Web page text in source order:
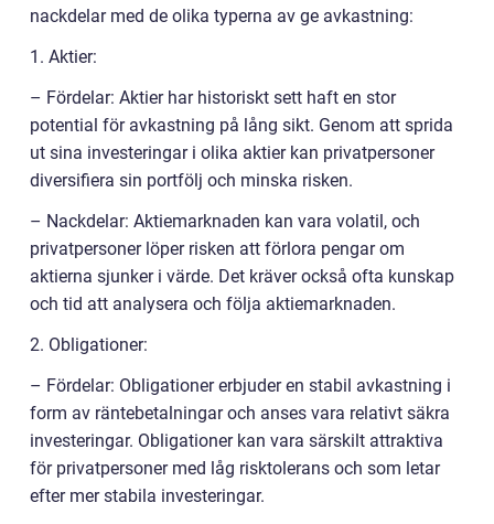
nackdelar med de olika typerna av ge avkastning:
1. Aktier:
– Fördelar: Aktier har historiskt sett haft en stor
potential för avkastning på lång sikt. Genom att sprida
ut sina investeringar i olika aktier kan privatpersoner
diversifiera sin portfölj och minska risken.
– Nackdelar: Aktiemarknaden kan vara volatil, och
privatpersoner löper risken att förlora pengar om
aktierna sjunker i värde. Det kräver också ofta kunskap
och tid att analysera och följa aktiemarknaden.
2. Obligationer:
– Fördelar: Obligationer erbjuder en stabil avkastning i
form av räntebetalningar och anses vara relativt säkra
investeringar. Obligationer kan vara särskilt attraktiva
för privatpersoner med låg risktolerans och som letar
efter mer stabila investeringar.